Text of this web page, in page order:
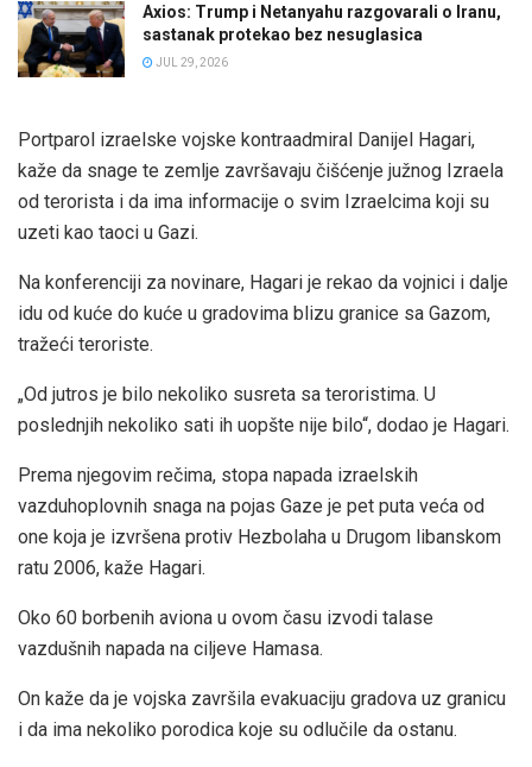
Axios: Trump i Netanyahu razgovarali o Iranu,
sastanak protekao bez nesuglasica
JUL 29, 2026
Portparol izraelske vojske kontraadmiral Danijel Hagari,
kaže da snage te zemlje završavaju čišćenje južnog Izraela
od terorista i da ima informacije o svim Izraelcima koji su
uzeti kao taoci u Gazi.
Na konferenciji za novinare, Hagari je rekao da vojnici i dalje
idu od kuće do kuće u gradovima blizu granice sa Gazom,
tražeći teroriste.
„Od jutros je bilo nekoliko susreta sa teroristima. U
poslednjih nekoliko sati ih uopšte nije bilo“, dodao je Hagari.
Prema njegovim rečima, stopa napada izraelskih
vazduhoplovnih snaga na pojas Gaze je pet puta veća od
one koja je izvršena protiv Hezbolaha u Drugom libanskom
ratu 2006, kaže Hagari.
Oko 60 borbenih aviona u ovom času izvodi talase
vazdušnih napada na ciljeve Hamasa.
On kaže da je vojska završila evakuaciju gradova uz granicu
i da ima nekoliko porodica koje su odlučile da ostanu.